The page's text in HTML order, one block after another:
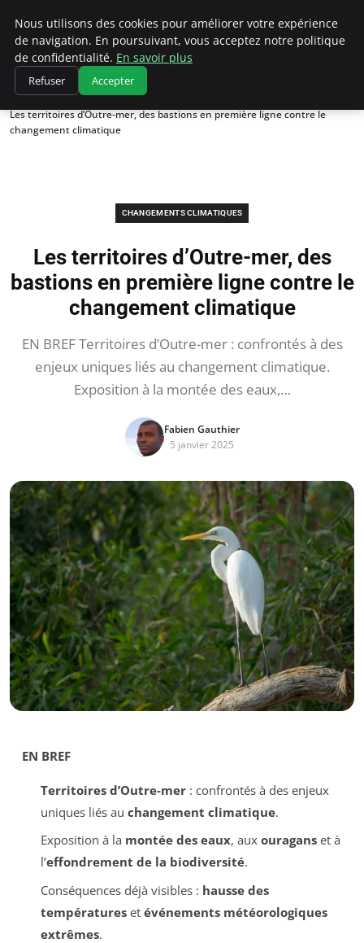
Climatedebtagents
Accueil
Changements climatiques
Les territoires d’Outre-mer, des bastions en première ligne contre le
changement climatique
CHANGEMENTS CLIMATIQUES
Les territoires d’Outre-mer, des
bastions en première ligne contre le
changement climatique
EN BREF Territoires d’Outre-mer : confrontés à des
enjeux uniques liés au changement climatique.
Exposition à la montée des eaux,…
Fabien Gauthier
5 janvier 2025
EN BREF
Territoires d’Outre-mer: confrontés à des enjeux
uniques liés au changement climatique.
Exposition à la montée des eaux, aux ouraganset à
l’effondrement de la biodiversité.
Conséquences déjà visibles : hausse des
températureset événements météorologiques
extrêmes.
Nous utilisons des cookies pour améliorer votre expérience
de navigation. En poursuivant, vous acceptez notre politique
de confidentialité. En savoir plus
Refuser Accepter